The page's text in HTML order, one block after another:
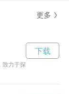
更多
力于探索未知世界，
下载